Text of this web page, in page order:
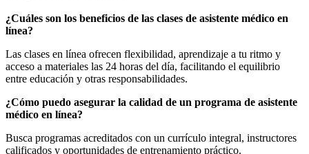
¿Cuáles son los beneficios de las clases de asistente médico en
línea?
Las clases en línea ofrecen flexibilidad, aprendizaje a tu ritmo y
acceso a materiales las 24 horas del día, facilitando el equilibrio
entre educación y otras responsabilidades.
¿Cómo puedo asegurar la calidad de un programa de asistente
médico en línea?
Busca programas acreditados con un currículo integral, instructores
calificados y oportunidades de entrenamiento práctico.